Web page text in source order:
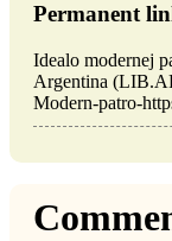
Permanent
Idealo modernej
Argentina
Modern-patro-